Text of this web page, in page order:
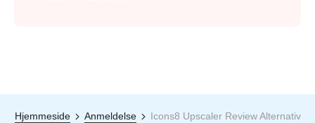
Hjemmeside Anmeldelse Icons8 Upscaler Review Alternativ